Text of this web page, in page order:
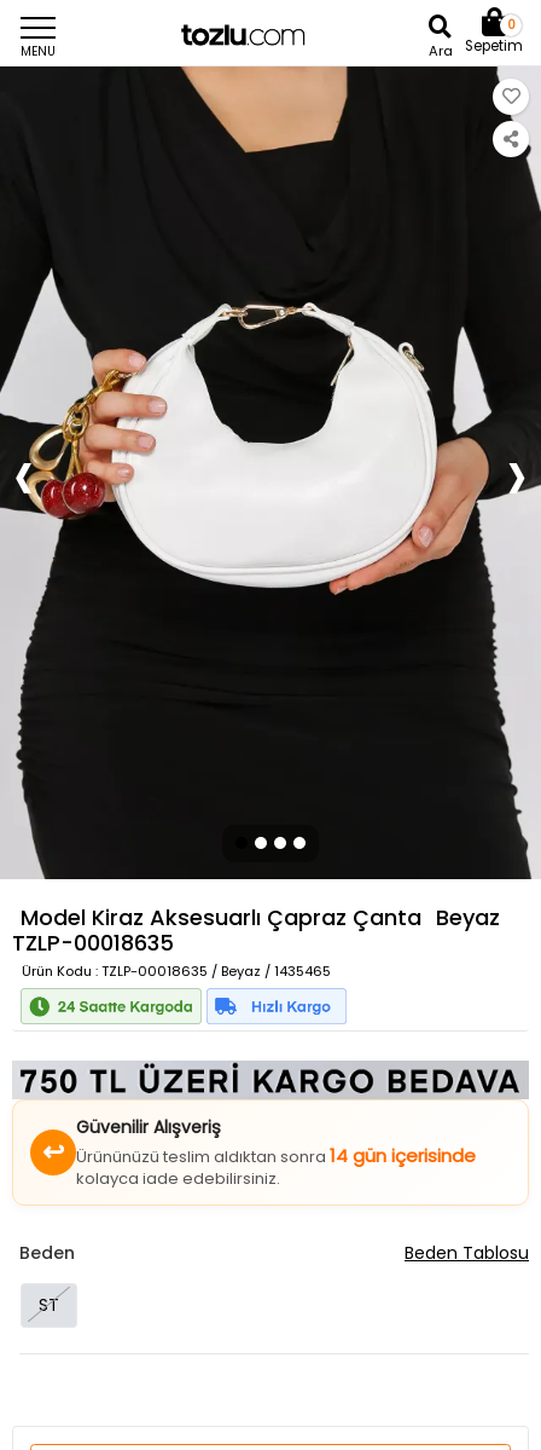
MENU Ara
0
Sepetim
Model Kiraz Aksesuarlı Çapraz Çanta Beyaz
TZLP-00018635
Ürün Kodu : TZLP-00018635 / Beyaz / 1435465
↩
Güvenilir Alışveriş
Ürününüzü teslim aldıktan sonra 14 gün içerisinde
kolayca iade edebilirsiniz.
Beden
ST
Beden Tablosu